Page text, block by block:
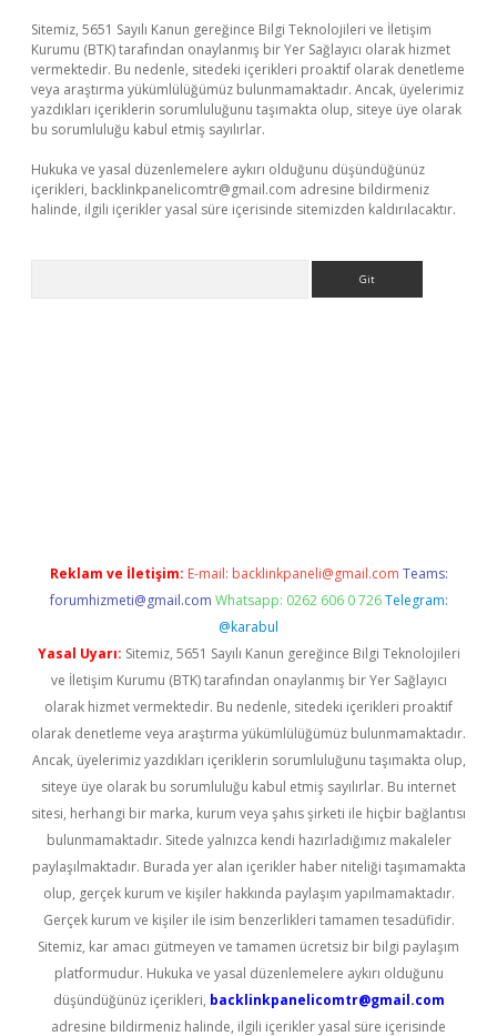
Sitemiz, 5651 Sayılı Kanun gereğince Bilgi Teknolojileri ve İletişim
Kurumu (BTK) tarafından onaylanmış bir Yer Sağlayıcı olarak hizmet
vermektedir. Bu nedenle, sitedeki içerikleri proaktif olarak denetleme
veya araştırma yükümlülüğümüz bulunmamaktadır. Ancak, üyelerimiz
yazdıkları içeriklerin sorumluluğunu taşımakta olup, siteye üye olarak
bu sorumluluğu kabul etmiş sayılırlar.
Hukuka ve yasal düzenlemelere aykırı olduğunu düşündüğünüz
içerikleri, backlinkpanelicomtr@gmail.com adresine bildirmeniz
halinde, ilgili içerikler yasal süre içerisinde sitemizden kaldırılacaktır.
Reklam ve İletişim: E-mail: backlinkpaneli@gmail.com Teams:
forumhizmeti@gmail.com Whatsapp: 0262 606 0 726 Telegram:
@karabul
Yasal Uyarı: Sitemiz, 5651 Sayılı Kanun gereğince Bilgi Teknolojileri
ve İletişim Kurumu (BTK) tarafından onaylanmış bir Yer Sağlayıcı
olarak hizmet vermektedir. Bu nedenle, sitedeki içerikleri proaktif
olarak denetleme veya araştırma yükümlülüğümüz bulunmamaktadır.
Ancak, üyelerimiz yazdıkları içeriklerin sorumluluğunu taşımakta olup,
siteye üye olarak bu sorumluluğu kabul etmiş sayılırlar. Bu internet
sitesi, herhangi bir marka, kurum veya şahıs şirketi ile hiçbir bağlantısı
bulunmamaktadır. Sitede yalnızca kendi hazırladığımız makaleler
paylaşılmaktadır. Burada yer alan içerikler haber niteliği taşımamakta
olup, gerçek kurum ve kişiler hakkında paylaşım yapılmamaktadır.
Gerçek kurum ve kişiler ile isim benzerlikleri tamamen tesadüfidir.
Sitemiz, kar amacı gütmeyen ve tamamen ücretsiz bir bilgi paylaşım
platformudur. Hukuka ve yasal düzenlemelere aykırı olduğunu
düşündüğünüz içerikleri, backlinkpanelicomtr@gmail.com
adresine bildirmeniz halinde, ilgili içerikler yasal süre içerisinde